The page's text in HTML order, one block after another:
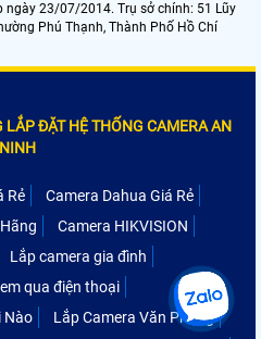
ngày 23/07/2014. Trụ sở chính: 51 Lũy
Phú Thạnh, Thành Phố Hồ Chí
ĐẶT HỆ THỐNG CAMERA AN
NINH
Rẻ
Camera Dahua Giá Rẻ
Camera HIKVISION
Lắp camera gia đình
qua điện thoại
Nào
Lắp Camera Văn Phòng